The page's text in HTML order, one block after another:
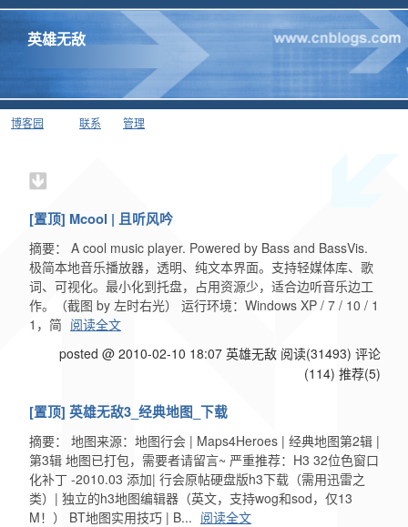
英雄无敌
博客园 联系 管理
[置顶] Mcool | 且听风吟
摘要： A cool music player. Powered by Bass and BassVis.
极简本地音乐播放器，透明、纯文本界面。支持轻媒体库、歌
词、可视化。最小化到托盘，占用资源少，适合边听音乐边工
作。（截图 by 左时右光） 运行环境：Windows XP / 7 / 10 / 1
1，简 阅读全文
posted @ 2010-02-10 18:07 英雄无敌 阅读(31493) 评论
(114) 推荐(5)
[置顶] 英雄无敌3_经典地图_下载
摘要： 地图来源：地图行会 | Maps4Heroes | 经典地图第2辑 |
第3辑 地图已打包，需要者请留言~ 严重推荐：H3 32位色窗口
化补丁 -2010.03 添加| 行会原帖硬盘版h3下载（需用迅雷之
类）| 独立的h3地图编辑器（英文，支持wog和sod，仅13
M！） BT地图实用技巧 | B... 阅读全文